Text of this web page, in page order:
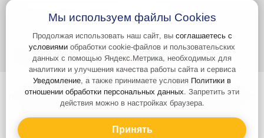
Задать вопрос Контакты
Интернет-сайт носит информационный характер и не является
публичной офертой, которая определяется положениями статьи 437
Гражданского кодекса РФ. Информация о характеристиках и
стоимости товаров, указанных на сайте, условия доставки может
быть изменена в одностороннем порядке. Информация по ценам,
Мы используем файлы Cookies
Продолжая использовать наш сайт, вы соглашаетесь с
условиями обработки cookie-файлов и пользовательских
данных с помощью Яндекс.Метрика, необходимых для
аналитики и улучшения качества работы сайта и сервиса
Уведомление, а также принимаете условия Политики в
отношении обработки персональных данных. Запретить эти
действия можно в настройках браузера.
Принять